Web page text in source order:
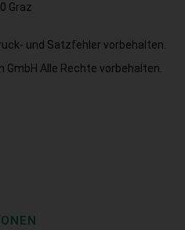
Graz
und Satzfehler vorbehalten.
GmbH Alle Rechte vorbehalten.